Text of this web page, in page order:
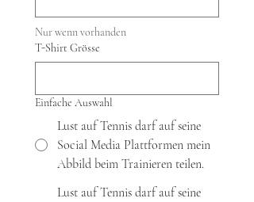
Nur wenn vorhanden
T-Shirt Grösse
Einfache Auswahl
Lust auf Tennis darf auf seine
Social Media Plattformen mein
Abbild beim Trainieren teilen.
Lust auf Tennis darf auf seine